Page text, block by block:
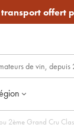
transport offert